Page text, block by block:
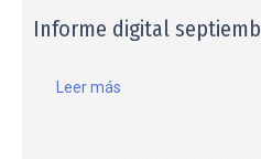
Informe digital
Leer más